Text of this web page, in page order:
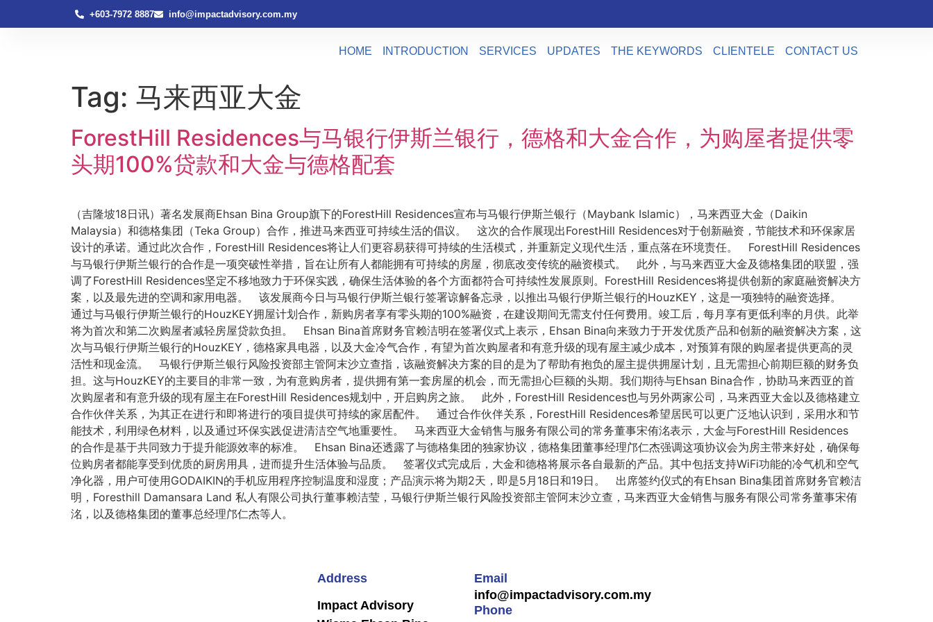
+603-7972 8887 info@impactadvisory.com.my
HOME INTRODUCTION SERVICES UPDATES THE KEYWORDS CLIENTELE CONTACT US
Tag: 马来西亚大金
ForestHill Residences与马银行伊斯兰银行，德格和大金合作，为购屋者提供零
头期100%贷款和大金与德格配套
（吉隆坡18日讯）著名发展商Ehsan Bina Group旗下的ForestHill Residences宣布与马银行伊斯兰银行（Maybank Islamic），马来西亚大金（Daikin
Malaysia）和德格集团（Teka Group）合作，推进马来西亚可持续生活的倡议。 这次的合作展现出ForestHill Residences对于创新融资，节能技术和环保家居
设计的承诺。通过此次合作，ForestHill Residences将让人们更容易获得可持续的生活模式，并重新定义现代生活，重点落在环境责任。 ForestHill Residences
与马银行伊斯兰银行的合作是一项突破性举措，旨在让所有人都能拥有可持续的房屋，彻底改变传统的融资模式。 此外，与马来西亚大金及德格集团的联盟，强
调了ForestHill Residences坚定不移地致力于环保实践，确保生活体验的各个方面都符合可持续性发展原则。ForestHill Residences将提供创新的家庭融资解决方
案，以及最先进的空调和家用电器。 该发展商今日与马银行伊斯兰银行签署谅解备忘录，以推出马银行伊斯兰银行的HouzKEY，这是一项独特的融资选择。
通过与马银行伊斯兰银行的HouzKEY拥屋计划合作，新购房者享有零头期的100%融资，在建设期间无需支付任何费用。竣工后，每月享有更低利率的月供。此举
将为首次和第二次购屋者减轻房屋贷款负担。 Ehsan Bina首席财务官赖洁明在签署仪式上表示，Ehsan Bina向来致力于开发优质产品和创新的融资解决方案，这
次与马银行伊斯兰银行的HouzKEY，德格家具电器，以及大金冷气合作，有望为首次购屋者和有意升级的现有屋主减少成本，对预算有限的购屋者提供更高的灵
活性和现金流。 马银行伊斯兰银行风险投资部主管阿末沙立查指，该融资解决方案的目的是为了帮助有抱负的屋主提供拥屋计划，且无需担心前期巨额的财务负
担。这与HouzKEY的主要目的非常一致，为有意购房者，提供拥有第一套房屋的机会，而无需担心巨额的头期。我们期待与Ehsan Bina合作，协助马来西亚的首
次购屋者和有意升级的现有屋主在ForestHill Residences规划中，开启购房之旅。 此外，ForestHill Residences也与另外两家公司，马来西亚大金以及德格建立
合作伙伴关系，为其正在进行和即将进行的项目提供可持续的家居配件。 通过合作伙伴关系，ForestHill Residences希望居民可以更广泛地认识到，采用水和节
能技术，利用绿色材料，以及通过环保实践促进清洁空气地重要性。 马来西亚大金销售与服务有限公司的常务董事宋侑洺表示，大金与ForestHill Residences
的合作是基于共同致力于提升能源效率的标准。 Ehsan Bina还透露了与德格集团的独家协议，德格集团董事经理邝仁杰强调这项协议会为房主带来好处，确保每
位购房者都能享受到优质的厨房用具，进而提升生活体验与品质。 签署仪式完成后，大金和德格将展示各自最新的产品。其中包括支持WiFi功能的冷气机和空气
净化器，用户可使用GODAIKIN的手机应用程序控制温度和湿度；产品演示将为期2天，即是5月18日和19日。 出席签约仪式的有Ehsan Bina集团首席财务官赖洁
明，Foresthill Damansara Land 私人有限公司执行董事赖洁莹，马银行伊斯兰银行风险投资部主管阿末沙立查，马来西亚大金销售与服务有限公司常务董事宋侑
洺，以及德格集团的董事总经理邝仁杰等人。
Address
Impact Advisory
Email
info@impactadvisory.com.my
Phone